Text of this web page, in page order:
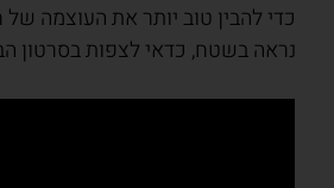
כדי להבין טוב יותר את העוצמה של
נראה בשטח, כדאי לצפות בסרטון